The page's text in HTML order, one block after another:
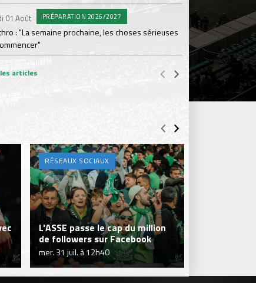
01 Août PRÉPARATION 2026/2027
: "La semaine prochaine, les choses sérieuses
Ian Cathro : "Les
articles
RÉSEAUX SOCIAUX
L'ASSE passe le cap du million
de followers sur Facebook
mer. 31 juil. à 12h40